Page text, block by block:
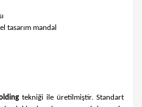
tasarım mandal
tekniği ile üretilmiştir. Standart